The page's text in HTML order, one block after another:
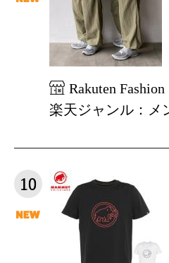
Rakuten Fashion
楽天ジャンル：メ
10